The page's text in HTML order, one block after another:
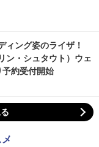
ィング姿のライザ！
ン・シュタウト）ウェ
約受付開始